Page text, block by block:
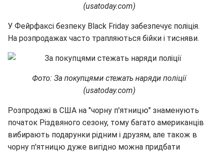
(usatoday.com)
У Фейрфаксі безпеку Black Friday забезпечує поліція.
На розпродажах часто трапляються бійки і тисняви.
Фото: За покупцями стежать наряди поліції
(usatoday.com)
Розпродажі в США на "чорну п'ятницю" знаменують
початок Різдвяного сезону, тому багато американців
вибирають подарунки рідним і друзям, але також в
чорну п'ятницю дуже вигідно можна придбати